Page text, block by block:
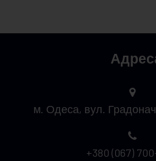
м. Одеса, вул.
+380 (067)